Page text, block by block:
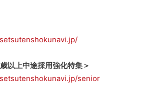
以上中途採用強化特集＞
senior